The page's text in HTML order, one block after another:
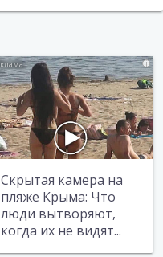
i
Скрытая камера на
пляже Крыма: Что
люди вытворяют,
когда их не видят...